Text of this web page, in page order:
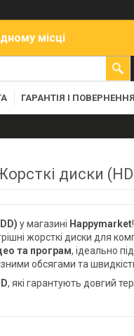
місці
ГАРАНТІЯ І ПОВЕРНЕННЯ
диски
у магазині Happymarket!
жорсткі диски для
та програм, ідеально
обсягами та
, які гарантують довгий